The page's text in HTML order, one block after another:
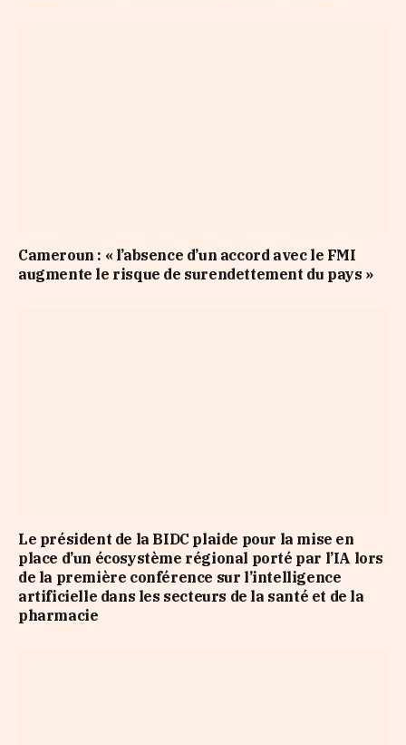
Cameroun : « l’absence d’un accord avec le FMI
augmente le risque de surendettement du pays »
Le président de la BIDC plaide pour la mise en
place d’un écosystème régional porté par l’IA lors
de la première conférence sur l’intelligence
artificielle dans les secteurs de la santé et de la
pharmacie